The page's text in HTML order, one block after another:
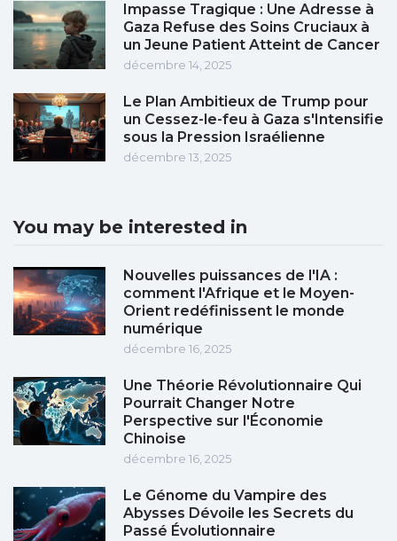
Impasse Tragique : Une Adresse à
Gaza Refuse des Soins Cruciaux à
un Jeune Patient Atteint de Cancer
décembre 14, 2025
Le Plan Ambitieux de Trump pour
un Cessez-le-feu à Gaza s'Intensifie
sous la Pression Israélienne
décembre 13, 2025
You may be interested in
Nouvelles puissances de l'IA :
comment l'Afrique et le Moyen-
Orient redéfinissent le monde
numérique
décembre 16, 2025
Une Théorie Révolutionnaire Qui
Pourrait Changer Notre
Perspective sur l'Économie
Chinoise
décembre 16, 2025
Le Génome du Vampire des
Abysses Dévoile les Secrets du
Passé Évolutionnaire